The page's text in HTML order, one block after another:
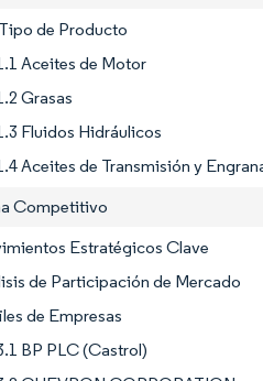
de Producto
Aceites de Motor
Grasas
Fluidos Hidráulicos
Aceites de Transmisión y
Competitivo
Estratégicos Clave
de Participación de Mercado
de Empresas
BP PLC (Castrol)